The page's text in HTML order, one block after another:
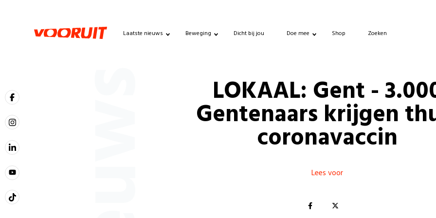
Laatste nieuws Beweging Dicht bij jou Doe mee Shop Zoeken
LOKAAL: Gent -
Gentenaars krijgen
coronavaccin
Lees voor